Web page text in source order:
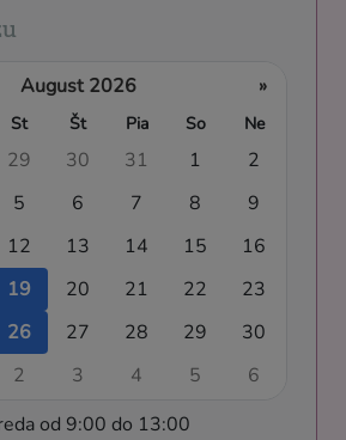
August 2026 »
St Št Pia So Ne
29 30 31 1
2
5 6 7 8
9
12 13 14 15
16
19 20 21 22
23
26 27 28 29
30
2 3 4 5
6
od 9:00 do 13:00